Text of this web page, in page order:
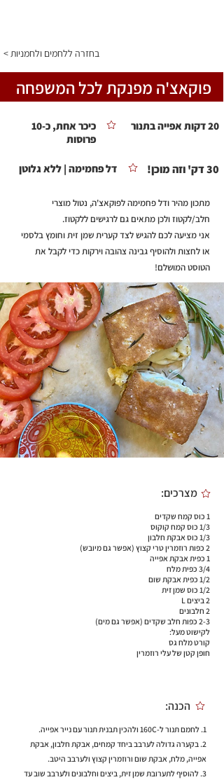
< בחזרה ללחמים ולחמניות
כיכר אחת, כ-10
פרוסות
20 דקות אפייה בתנור
דל פחמימה | ללא גלוטן 30 דק' וזה מוכן!
פוקאצ'ה מפנקת לכל המשפחה
מצרכים:
1 כוס קמח שקדים
1/3 כוס קמח קוקוס
1/3 כוס אבקת חלבון
2 כפות רוזמרין טרי קצוץ (אפשר גם מיובש)
1 כפית אבקת אפייה
3/4 כפית מלח
1/2 כפית אבקת שום
1/2 כוס שמן זית
2 ביצים L
2 חלבונים
2-3 כפות חלב שקדים (אפשר גם מים)
לקישוט מעל:
קורט מלח גס
חופן קטן של עלי רוזמרין
הכנה:
1. לחמם תנור ל-160C ולהכין תבנית תנור עם נייר אפייה.
2. בקערה גדולה לערבב ביחד קמחים, אבקת חלבון, אבקת
אפייה, מלח, אבקת שום ורוזמרין קצוץ ולערבב היטב.
3. להוסיף לתערובת שמן זית, ביצים וחלבונים ולערבב שוב עד
מתכון מהיר ודל פחמימה לפוקאצ'ה, נטול מוצרי
חלב/לקטוז ולכן מתאים גם לרגישים ללקטוז.
אני מציעה לכם להגיש לצד קערית שמן זית וחומץ בלסמי
או לחצות ולהוסיף גבינה צהובה וירקות כדי לקבל את
הטוסט המושלם!